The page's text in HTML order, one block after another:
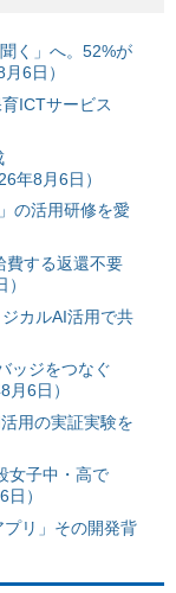
く」へ。52%が
6日）
ICTサービス
年8月6日）
の活用研修を愛
費する返還不要
カルAI活用で共
ッジをつなぐ
6日）
用の実証実験を
女子中・高で
）
リ」その開発背